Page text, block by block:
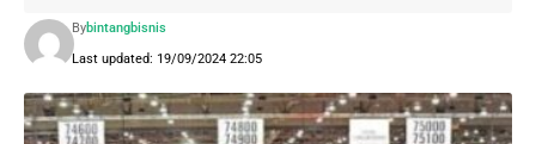
Last updated: 19/09/2024 22:05
Bybintangbisnis